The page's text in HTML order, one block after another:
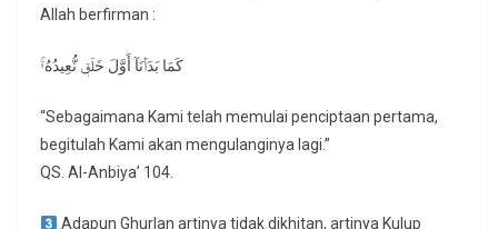
Allah berfirman :
كَمَا بَدَأۡنَآ أَوَّلَ خَلۡقٖ نُّعِيدُهُۥۚ
“Sebagaimana Kami telah memulai penciptaan pertama,
begitulah Kami akan mengulanginya lagi.”
QS. Al-Anbiya’ 104.
Adapun Ghurlan artinya tidak dikhitan, artinya Kulup